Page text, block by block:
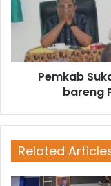
Pemkab
bareng
Related